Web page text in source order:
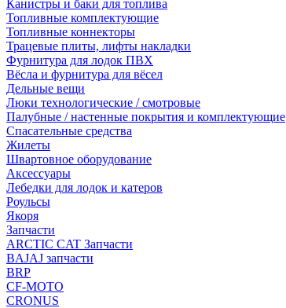
Канистры и баки для топлива
Топливные комплектующие
Топливные коннекторы
Трацевые плиты, лифты накладки
Фурнитура для лодок ПВХ
Вёсла и фурнитура для вёсел
Дельные вещи
Люки технологические / смотровые
Палубные / настенные покрытия и комплектующие
Спасательные средства
Жилеты
Швартовное оборудование
Аксессуары
Лебедки для лодок и катеров
Роульсы
Якоря
Запчасти
ARCTIC CAT Запчасти
BAJAJ запчасти
BRP
CF-MOTO
CRONUS